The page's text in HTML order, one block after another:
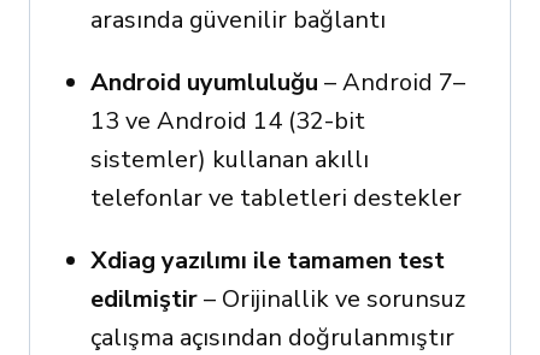
arasında güvenilir bağlantı
Android uyumluluğu – Android 7–
13 ve Android 14 (32-bit
sistemler) kullanan akıllı
telefonlar ve tabletleri destekler
Xdiag yazılımı ile tamamen test
edilmiştir– Orijinallik ve sorunsuz
çalışma açısından doğrulanmıştır